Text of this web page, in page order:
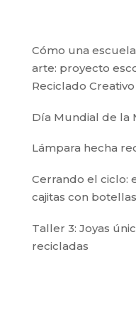
Cómo una
arte: proyecto
Reciclado Creativo
Día Mundial de la
Lámpara hecha
Cerrando el ciclo:
cajitas con
Taller 3: Joyas
recicladas